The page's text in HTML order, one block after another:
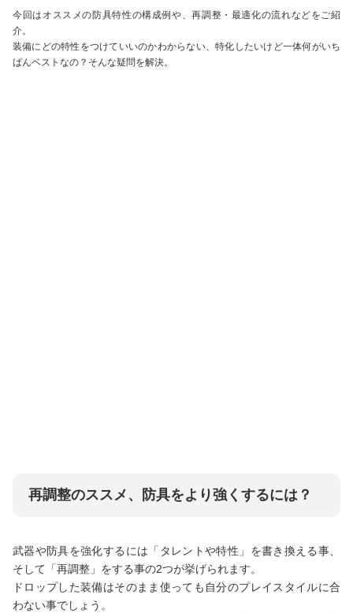
今回はオススメの防具特性の構成例や、再調整・最適化の流れなどをご紹
介。
装備にどの特性をつけていいのかわからない、特化したいけど一体何がいち
ばんベストなの？そんな疑問を解決。
再調整のススメ、防具をより強くするには？
武器や防具を強化するには「タレントや特性」を書き換える事、
そして「再調整」をする事の2つが挙げられます。
ドロップした装備はそのまま使っても自分のプレイスタイルに合
わない事でしょう。